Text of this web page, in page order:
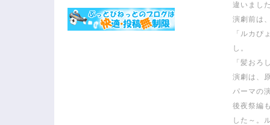
違いまし
演劇前は
「ルカぴ
し。
「髪おろ
演劇は、
パーマの
後夜祭編
した～。